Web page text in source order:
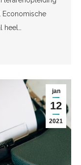
Economische
heel…
jan
12
2021